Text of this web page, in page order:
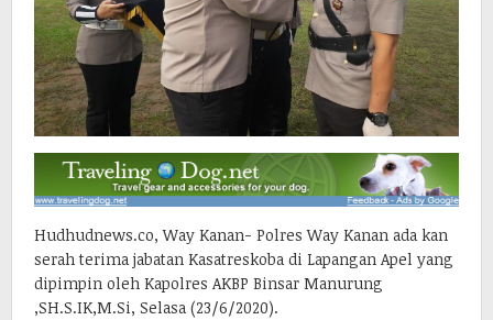
Hudhudnews.co, Way Kanan- Polres Way Kanan ada kan
serah terima jabatan Kasatreskoba di Lapangan Apel yang
dipimpin oleh Kapolres AKBP Binsar Manurung
,SH.S.IK,M.Si, Selasa (23/6/2020).